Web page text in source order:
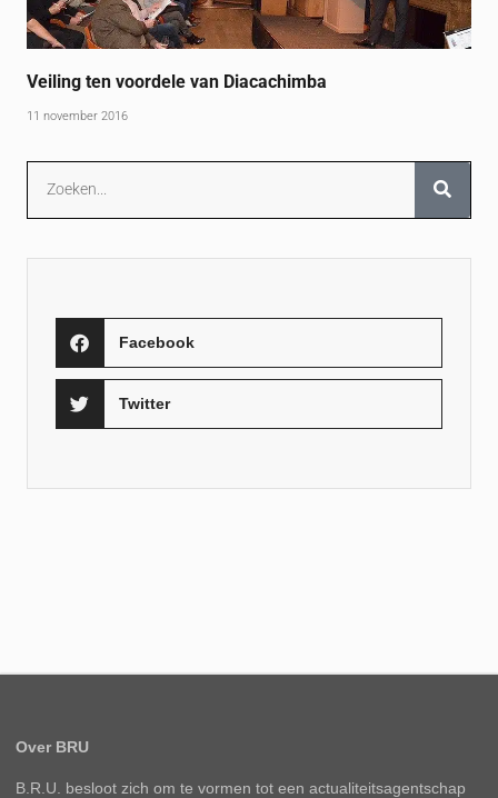
Veiling ten voordele van Diacachimba
11 november 2016
Facebook
Twitter
Over BRU
B.R.U. besloot zich om te vormen tot een actualiteitsagentschap